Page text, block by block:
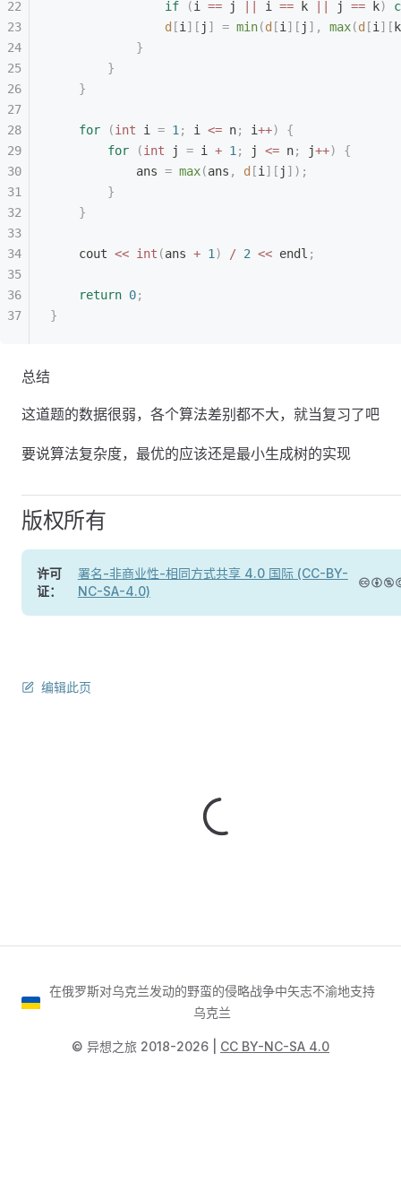
                if
(i == j i == k j == k)
                d
[i ][ j ] = min(d [i ][ j ], max(d [i ][ k
            }
        }
    }
    for
(int i = 1 ; i <= n; i++)
{
        for
(int j = i + 1 ; j <= n; j++)
{
            ans
= max(ans , d [i ][ j ]);
        }
    }
    cout
<< int (ans + 1 ) / 2 << endl ;
    return
0;
}
总结
这道题的数据很弱，各个算法差别都不大，就当复习了吧
要说算法复杂度，最优的应该还是最小生成树的实现
版权所有
许可
证：
署名-非商业性-相同方式共享 4.0 国际 (CC-BY-
NC-SA-4.0)
编辑此页
在俄罗斯对乌克兰发动的野蛮的侵略战争中矢志不渝地支持
乌克兰
©️ 异想之旅 2018-2026 | CC BY-NC-SA 4.0